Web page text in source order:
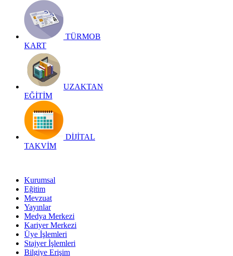
TÜRMOB
KART
UZAKTAN
EĞİTİM
DİJİTAL
TAKVİM
Kurumsal
Eğitim
Mevzuat
Yayınlar
Medya Merkezi
Kariyer Merkezi
Üye İşlemleri
Stajyer İşlemleri
Bilgiye Erişim